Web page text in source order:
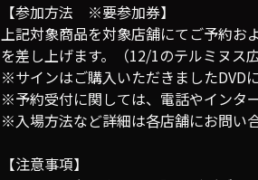
【参加方法 ※要参加券】
上記対象商品を対象店舗にてご予約お
を差し上げます。（12/1のテルミヌス
※サインはご購入いただきましたDVD
※予約受付に関しては、電話やインタ
※入場方法など詳細は各店舗にお問い
【注意事項】